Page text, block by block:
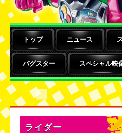
トップ ニュース
バグスター スペシャル映
ライダー